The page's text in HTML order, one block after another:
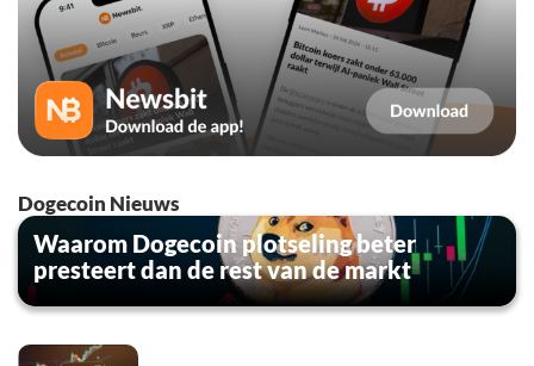
Dogecoin Nieuws
Waarom Dogecoin plotseling beter
presteert dan de rest van de markt